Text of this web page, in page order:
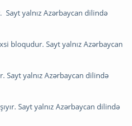
yalnız Azərbaycan dilində
bloqudur. Sayt yalnız Azərbaycan
Sayt yalnız Azərbaycan dilində
Sayt yalnız Azərbaycan dilində